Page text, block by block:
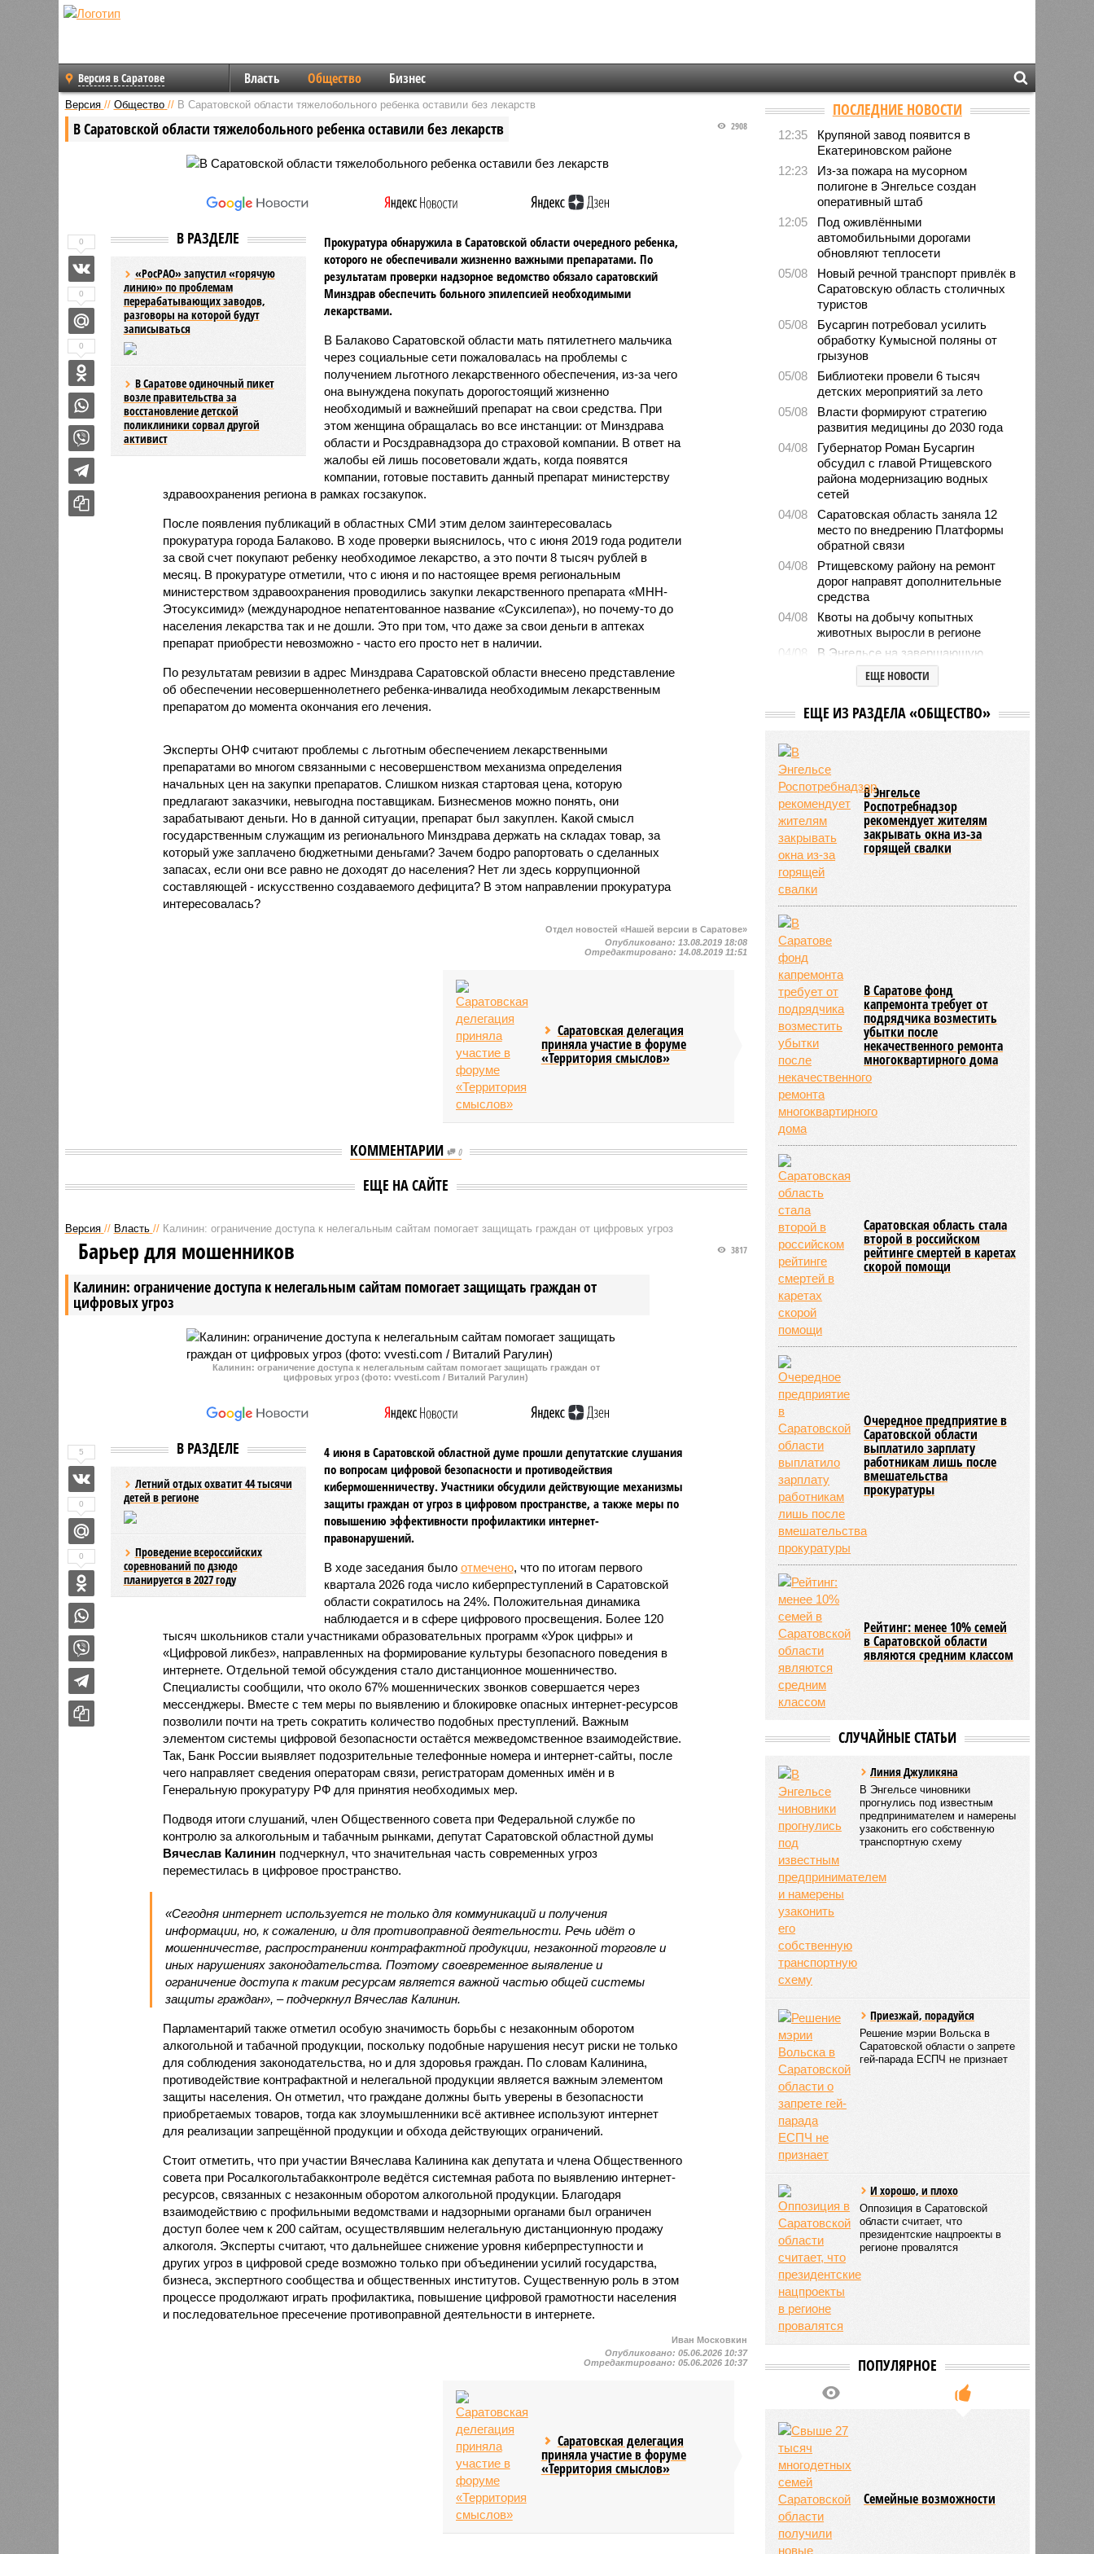
Версия в Саратове Власть Общество Бизнес
Версия // Общество // В Саратовской области тяжелобольного ребенка оставили без лекарств
В Саратовской области тяжелобольного ребенка оставили без лекарств 2908
В РАЗДЕЛЕ
«РосРАО» запустил «горячую
линию» по проблемам
перерабатывающих заводов,
разговоры на которой будут
записываться
В Саратове одиночный пикет
возле правительства за
восстановление детской
поликлиники сорвал другой
активист
Прокуратура обнаружила в Саратовской области очередного ребенка,
которого не обеспечивали жизненно важными препаратами. По
результатам проверки надзорное ведомство обязало саратовский
Минздрав обеспечить больного эпилепсией необходимыми
лекарствами.
В Балаково Саратовской области мать пятилетнего мальчика
через социальные сети пожаловалась на проблемы с
получением льготного лекарственного обеспечения, из-за чего
она вынуждена покупать дорогостоящий жизненно
необходимый и важнейший препарат на свои средства. При
этом женщина обращалась во все инстанции: от Минздрава
области и Росздравнадзора до страховой компании. В ответ на
жалобы ей лишь посоветовали ждать, когда появятся
компании, готовые поставить данный препарат министерству
здравоохранения региона в рамках госзакупок.
После появления публикаций в областных СМИ этим делом заинтересовалась
прокуратура города Балаково. В ходе проверки выяснилось, что с июня 2019 года родители
за свой счет покупают ребенку необходимое лекарство, а это почти 8 тысяч рублей в
месяц. В прокуратуре отметили, что с июня и по настоящее время региональным
министерством здравоохранения проводились закупки лекарственного препарата «МНН-
Этосуксимид» (международное непатентованное название «Суксилепа»), но почему-то до
населения лекарства так и не дошли. Это при том, что даже за свои деньги в аптеках
препарат приобрести невозможно - часто его просто нет в наличии.
По результатам ревизии в адрес Минздрава Саратовской области внесено представление
об обеспечении несовершеннолетнего ребенка-инвалида необходимым лекарственным
препаратом до момента окончания его лечения.
Эксперты ОНФ считают проблемы с льготным обеспечением лекарственными
препаратами во многом связанными с несовершенством механизма определения
начальных цен на закупки препаратов. Слишком низкая стартовая цена, которую
предлагают заказчики, невыгодна поставщикам. Бизнесменов можно понять, они
зарабатывают деньги. Но в данной ситуации, препарат был закуплен. Какой смысл
государственным служащим из регионального Минздрава держать на складах товар, за
который уже заплачено бюджетными деньгами? Зачем бодро рапортовать о сделанных
запасах, если они все равно не доходят до населения? Нет ли здесь коррупционной
составляющей - искусственно создаваемого дефицита? В этом направлении прокуратура
интересовалась?
0
0
0
Отдел новостей «Нашей версии в Саратове»
Опубликовано: 13.08.2019 18:08
Отредактировано: 14.08.2019 11:51
Саратовская делегация
приняла участие в форуме
«Территория смыслов»
КОММЕНТАРИИ 0
ЕЩЕ НА САЙТЕ
Версия // Власть // Калинин: ограничение доступа к нелегальным сайтам помогает защищать граждан от цифровых угроз
Калинин: ограничение доступа к нелегальным сайтам помогает защищать граждан от
цифровых угроз
3817
Барьер для мошенников
Калинин: ограничение доступа к нелегальным сайтам помогает защищать граждан от
цифровых угроз (фото: vvesti.com / Виталий Рагулин)
В РАЗДЕЛЕ
Летний отдых охватит 44 тысячи
детей в регионе
Проведение всероссийских
соревнований по дзюдо
планируется в 2027 году
4 июня в Саратовской областной думе прошли депутатские слушания
по вопросам цифровой безопасности и противодействия
кибермошенничеству. Участники обсудили действующие механизмы
защиты граждан от угроз в цифровом пространстве, а также меры по
повышению эффективности профилактики интернет-
правонарушений.
В ходе заседания было отмечено, что по итогам первого
квартала 2026 года число киберпреступлений в Саратовской
области сократилось на 24%. Положительная динамика
наблюдается и в сфере цифрового просвещения. Более 120
тысяч школьников стали участниками образовательных программ «Урок цифры» и
«Цифровой ликбез», направленных на формирование культуры безопасного поведения в
интернете. Отдельной темой обсуждения стало дистанционное мошенничество.
Специалисты сообщили, что около 67% мошеннических звонков совершается через
мессенджеры. Вместе с тем меры по выявлению и блокировке опасных интернет-ресурсов
позволили почти на треть сократить количество подобных преступлений. Важным
элементом системы цифровой безопасности остаётся межведомственное взаимодействие.
Так, Банк России выявляет подозрительные телефонные номера и интернет-сайты, после
чего направляет сведения операторам связи, регистраторам доменных имён и в
Генеральную прокуратуру РФ для принятия необходимых мер.
Подводя итоги слушаний, член Общественного совета при Федеральной службе по
контролю за алкогольным и табачным рынками, депутат Саратовской областной думы
Вячеслав Калинин подчеркнул, что значительная часть современных угроз
переместилась в цифровое пространство.
«Сегодня интернет используется не только для коммуникаций и получения
информации, но, к сожалению, и для противоправной деятельности. Речь идёт о
мошенничестве, распространении контрафактной продукции, незаконной торговле и
иных нарушениях законодательства. Поэтому своевременное выявление и
ограничение доступа к таким ресурсам является важной частью общей системы
защиты граждан», – подчеркнул Вячеслав Калинин.
Парламентарий также отметил особую значимость борьбы с незаконным оборотом
алкогольной и табачной продукции, поскольку подобные нарушения несут риски не только
для соблюдения законодательства, но и для здоровья граждан. По словам Калинина,
противодействие контрафактной и нелегальной продукции является важным элементом
защиты населения. Он отметил, что граждане должны быть уверены в безопасности
приобретаемых товаров, тогда как злоумышленники всё активнее используют интернет
для реализации запрещённой продукции и обхода действующих ограничений.
Стоит отметить, что при участии Вячеслава Калинина как депутата и члена Общественного
совета при Росалкогольтабакконтроле ведётся системная работа по выявлению интернет-
ресурсов, связанных с незаконным оборотом алкогольной продукции. Благодаря
взаимодействию с профильными ведомствами и надзорными органами был ограничен
доступ более чем к 200 сайтам, осуществлявшим нелегальную дистанционную продажу
алкоголя. Эксперты считают, что дальнейшее снижение уровня киберпреступности и
других угроз в цифровой среде возможно только при объединении усилий государства,
бизнеса, экспертного сообщества и общественных институтов. Существенную роль в этом
процессе продолжают играть профилактика, повышение цифровой грамотности населения
и последовательное пресечение противоправной деятельности в интернете.
5
0
0
Иван Московкин
Опубликовано:05.06.2026 10:37
Отредактировано:05.06.2026 10:37
Саратовская делегация
приняла участие в форуме
«Территория смыслов»
ПОСЛЕДНИЕ НОВОСТИ
12:35
Крупяной завод появится в
Екатериновском районе
12:23
Из-за пожара на мусорном
полигоне в Энгельсе создан
оперативный штаб
12:05
Под оживлёнными
автомобильными дорогами
обновляют теплосети
05/08
Новый речной транспорт привлёк в
Саратовскую область столичных
туристов
05/08
Бусаргин потребовал усилить
обработку Кумысной поляны от
грызунов
05/08
Библиотеки провели 6 тысяч
детских мероприятий за лето
05/08
Власти формируют стратегию
развития медицины до 2030 года
04/08
Губернатор Роман Бусаргин
обсудил с главой Ртищевского
района модернизацию водных
сетей
04/08
Саратовская область заняла 12
место по внедрению Платформы
обратной связи
04/08
Ртищевскому району на ремонт
дорог направят дополнительные
средства
04/08
Квоты на добычу копытных
животных выросли в регионе
04/08
В Энгельсе на завершающую
стадию вышли работы по
капремонту краеведческого музея
стратегий развития для всех
03/08
порядок согласования планировки
территорий
03/08
17 тысяч исследований на
цифровом флюорографе провели
в Ртищевской больнице
ЕЩЕ НОВОСТИ
ЕЩЕ ИЗ РАЗДЕЛА «ОБЩЕСТВО»
В Энгельсе
Роспотребнадзор
рекомендует жителям
закрывать окна из-за
горящей свалки
В Саратове фонд
капремонта требует от
подрядчика возместить
убытки после
некачественного ремонта
многоквартирного дома
Саратовская область стала
второй в российском
рейтинге смертей в каретах
скорой помощи
Очередное предприятие в
Саратовской области
выплатило зарплату
работникам лишь после
вмешательства
прокуратуры
Рейтинг: менее 10% семей
в Саратовской области
являются средним классом
СЛУЧАЙНЫЕ СТАТЬИ
Линия Джуликяна
В Энгельсе чиновники
прогнулись под известным
предпринимателем и намерены
узаконить его собственную
транспортную схему
Приезжай, порадуйся
Решение мэрии Вольска в
Саратовской области о запрете
гей-парада ЕСПЧ не признает
И хорошо, и плохо
Оппозиция в Саратовской
области считает, что
президентские нацпроекты в
регионе провалятся
ПОПУЛЯРНОЕ
Семейные возможности